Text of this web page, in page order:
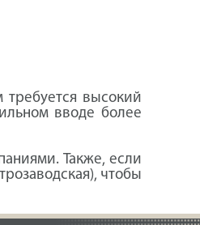
требуется высокий
вводе более
Также, если
чтобы